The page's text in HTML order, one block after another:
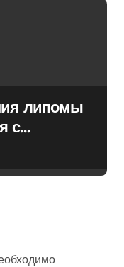
липомы
с